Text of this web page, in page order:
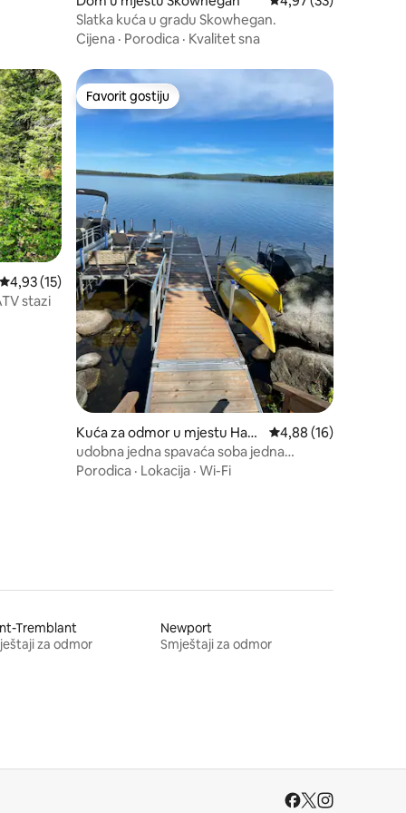
Slatka kuća u gradu Skowhegan.
Cijena · Porodica · Kvalitet sna
Prosječna ocjena: 4,93 od 5, recenzija: 15
4,93 (15)
stazi
Favorit gostiju
Favorit gostiju
Kuća za odmor u mjestu Hartl
and
Prosječna ocjena:
4,88 (16)
udobna jedna spavaća soba jedna
potkrovlje brvnara na obali jezera
Porodica · Lokacija · Wi-Fi
Tremblant
za odmor
Newport
Smještaji za odmor